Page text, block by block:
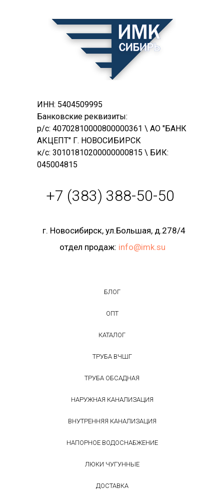
+7 (383) 388-50-50
г. Новосибирск, ул.Большая, д.278/4
отдел продаж: info@imk.su
ИНН: 5404509995
Банковские реквизиты:
р/с: 40702810000800000361 \ АО "БАНК
АКЦЕПТ" Г. НОВОСИБИРСК
к/с: 30101810200000000815 \ БИК:
045004815
БЛОГ
ОПТ
КАТАЛОГ
ТРУБА ВЧШГ
ТРУБА ОБСАДНАЯ
НАРУЖНАЯ КАНАЛИЗАЦИЯ
ВНУТРЕННЯЯ КАНАЛИЗАЦИЯ
НАПОРНОЕ ВОДОСНАБЖЕНИЕ
ЛЮКИ ЧУГУННЫЕ
ДОСТАВКА